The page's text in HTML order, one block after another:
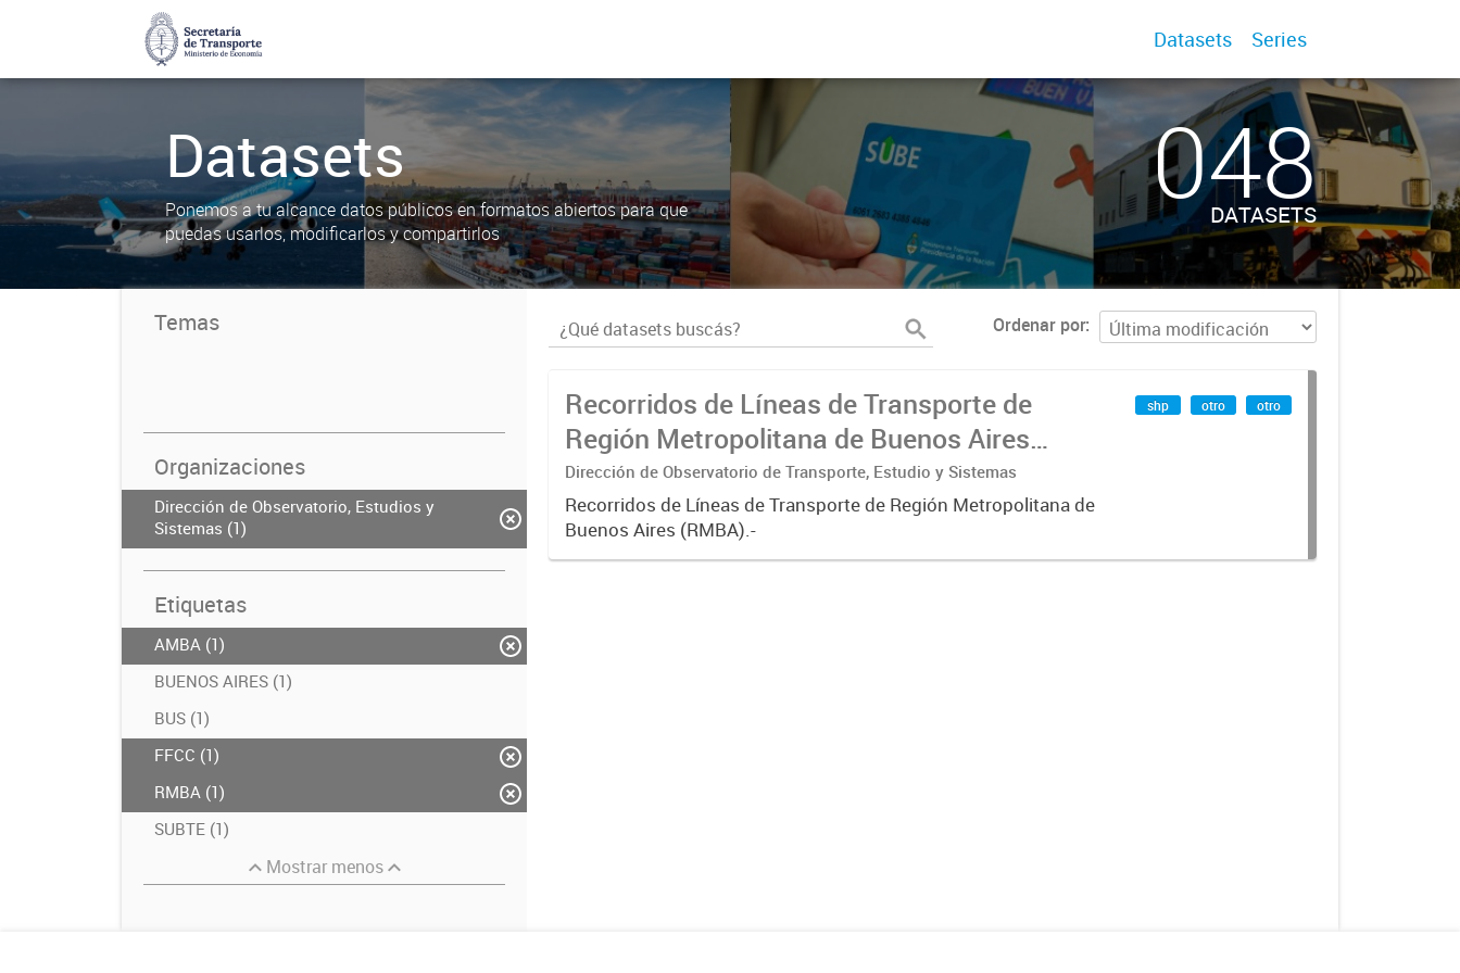
Datasets Series
Datasets
Ponemos a tu alcance datos públicos en formatos abiertos para que
puedas usarlos, modificarlos y compartirlos
048
DATASETS
Temas
Organizaciones
Dirección de Observatorio, Estudios y
Sistemas (1)
Etiquetas
AMBA (1)
BUENOS AIRES (1)
BUS (1)
FFCC (1)
RMBA (1)
SUBTE (1)
Mostrar menos
Ordenar por
Recorridos de Líneas de Transporte de
Región Metropolitana de Buenos Aires
(RMBA)
Dirección de Observatorio de Transporte, Estudio y Sistemas
Recorridos de Líneas de Transporte de Región Metropolitana de
Buenos Aires (RMBA).-
shp otro otro